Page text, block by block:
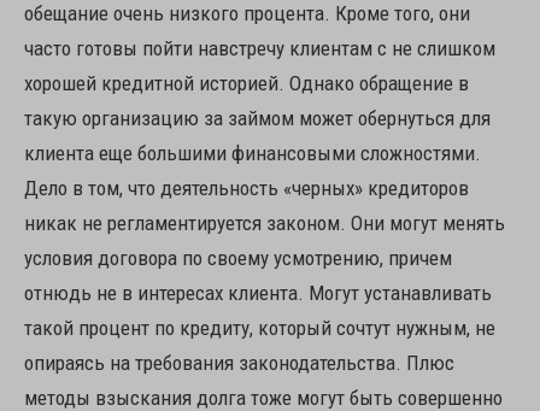
обещание очень низкого процента. Кроме того, они
часто готовы пойти навстречу клиентам с не слишком
хорошей кредитной историей. Однако обращение в
такую организацию за займом может обернуться для
клиента еще большими финансовыми сложностями.
Дело в том, что деятельность «черных» кредиторов
никак не регламентируется законом. Они могут менять
условия договора по своему усмотрению, причем
отнюдь не в интересах клиента. Могут устанавливать
такой процент по кредиту, который сочтут нужным, не
опираясь на требования законодательства. Плюс
методы взыскания долга тоже могут быть совершенно